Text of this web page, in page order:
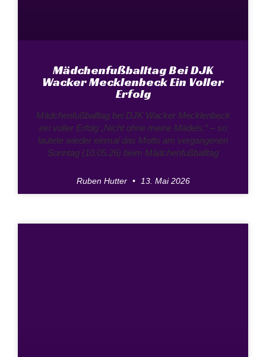
Mädchenfußballtag Bei DJK
Wacker Mecklenbeck Ein Voller
Erfolg
Mädchenfußballtag bei DJK Wacker Mecklenbeck
ein voller Erfolg „Nicht ohne meine Mädels.“ – so
lautete wieder einmal das Motto am vergangenen
Sonntag (10.05.26) beim Mädchenfußballtag
Ruben Hutter 13. Mai 2026